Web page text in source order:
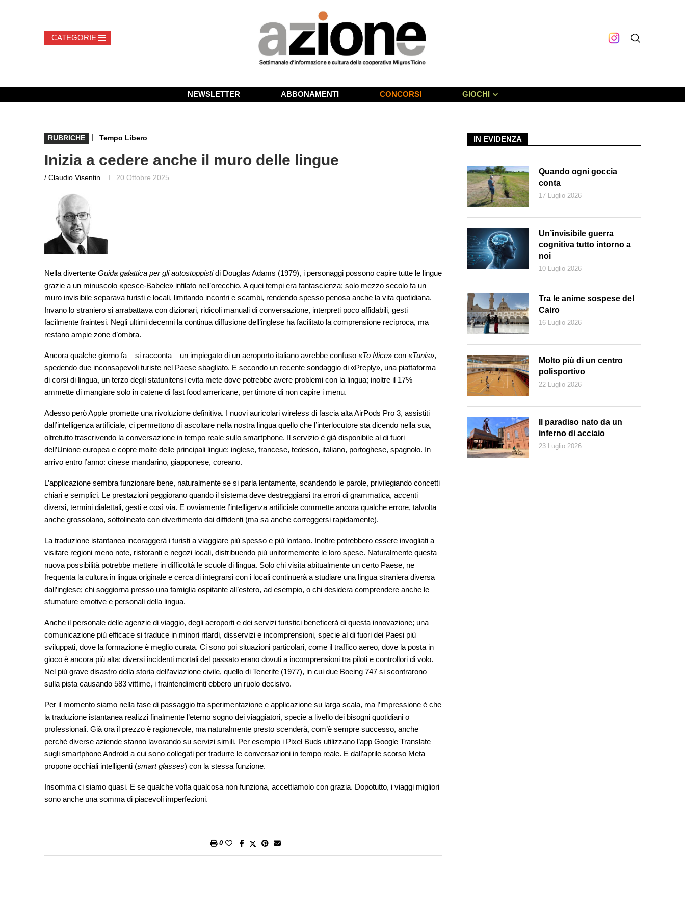
NEWSLETTER ABBONAMENTI CONCORSI GIOCHI
RUBRICHE | Tempo Libero
Inizia a cedere anche il muro delle lingue
/ Claudio Visentin 20 Ottobre 2025
Nella divertente Guida galattica per gli autostoppistidi Douglas Adams (1979), i personaggi possono capire tutte le lingue
grazie a un minuscolo «pesce-Babele» infilato nell’orecchio. A quei tempi era fantascienza; solo mezzo secolo fa un
muro invisibile separava turisti e locali, limitando incontri e scambi, rendendo spesso penosa anche la vita quotidiana.
Invano lo straniero si arrabattava con dizionari, ridicoli manuali di conversazione, interpreti poco affidabili, gesti
facilmente fraintesi. Negli ultimi decenni la continua diffusione dell’inglese ha facilitato la comprensione reciproca, ma
restano ampie zone d’ombra.
Ancora qualche giorno fa ‒ si racconta ‒ un impiegato di un aeroporto italiano avrebbe confuso «To Nice» con «Tunis»,
spedendo due inconsapevoli turiste nel Paese sbagliato. E secondo un recente sondaggio di «Preply», una piattaforma
di corsi di lingua, un terzo degli statunitensi evita mete dove potrebbe avere problemi con la lingua; inoltre il 17%
ammette di mangiare solo in catene di fast food americane, per timore di non capire i menu.
Adesso però Apple promette una rivoluzione definitiva. I nuovi auricolari wireless di fascia alta AirPods Pro 3, assistiti
dall’intelligenza artificiale, ci permettono di ascoltare nella nostra lingua quello che l’interlocutore sta dicendo nella sua,
oltretutto trascrivendo la conversazione in tempo reale sullo smartphone. Il servizio è già disponibile al di fuori
dell’Unione europea e copre molte delle principali lingue: inglese, francese, tedesco, italiano, portoghese, spagnolo. In
arrivo entro l’anno: cinese mandarino, giapponese, coreano.
L’applicazione sembra funzionare bene, naturalmente se si parla lentamente, scandendo le parole, privilegiando concetti
chiari e semplici. Le prestazioni peggiorano quando il sistema deve destreggiarsi tra errori di grammatica, accenti
diversi, termini dialettali, gesti e così via. E ovviamente l’intelligenza artificiale commette ancora qualche errore, talvolta
anche grossolano, sottolineato con divertimento dai diffidenti (ma sa anche correggersi rapidamente).
La traduzione istantanea incoraggerà i turisti a viaggiare più spesso e più lontano. Inoltre potrebbero essere invogliati a
visitare regioni meno note, ristoranti e negozi locali, distribuendo più uniformemente le loro spese. Naturalmente questa
nuova possibilità potrebbe mettere in difficoltà le scuole di lingua. Solo chi visita abitualmente un certo Paese, ne
frequenta la cultura in lingua originale e cerca di integrarsi con i locali continuerà a studiare una lingua straniera diversa
dall’inglese; chi soggiorna presso una famiglia ospitante all’estero, ad esempio, o chi desidera comprendere anche le
sfumature emotive e personali della lingua.
Anche il personale delle agenzie di viaggio, degli aeroporti e dei servizi turistici beneficerà di questa innovazione; una
comunicazione più efficace si traduce in minori ritardi, disservizi e incomprensioni, specie al di fuori dei Paesi più
sviluppati, dove la formazione è meglio curata. Ci sono poi situazioni particolari, come il traffico aereo, dove la posta in
gioco è ancora più alta: diversi incidenti mortali del passato erano dovuti a incomprensioni tra piloti e controllori di volo.
Nel più grave disastro della storia dell’aviazione civile, quello di Tenerife (1977), in cui due Boeing 747 si scontrarono
sulla pista causando 583 vittime, i fraintendimenti ebbero un ruolo decisivo.
Per il momento siamo nella fase di passaggio tra sperimentazione e applicazione su larga scala, ma l’impressione è che
la traduzione istantanea realizzi finalmente l’eterno sogno dei viaggiatori, specie a livello dei bisogni quotidiani o
professionali. Già ora il prezzo è ragionevole, ma naturalmente presto scenderà, com’è sempre successo, anche
perché diverse aziende stanno lavorando su servizi simili. Per esempio i Pixel Buds utilizzano l’app Google Translate
sugli smartphone Android a cui sono collegati per tradurre le conversazioni in tempo reale. E dall’aprile scorso Meta
propone occhiali intelligenti (smart glasses) con la stessa funzione.
Insomma ci siamo quasi. E se qualche volta qualcosa non funziona, accettiamolo con grazia. Dopotutto, i viaggi migliori
sono anche una somma di piacevoli imperfezioni.
0
IN EVIDENZA
Quando ogni goccia
conta
17 Luglio 2026
Un’invisibile guerra
cognitiva tutto intorno a
noi
10 Luglio 2026
Tra le anime sospese del
Cairo
16 Luglio 2026
Molto più di un centro
polisportivo
22 Luglio 2026
Il paradiso nato da un
inferno di acciaio
23 Luglio 2026